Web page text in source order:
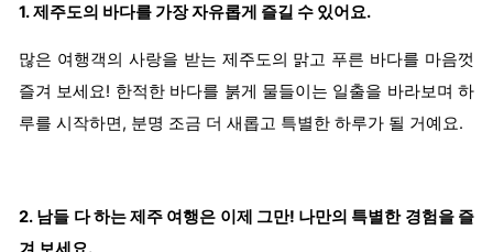
1. 제주도의 바다를 가장 자유롭게 즐길 수 있어요.
많은 여행객의 사랑을 받는 제주도의 맑고 푸른 바다를 마음껏
즐겨 보세요! 한적한 바다를 붉게 물들이는 일출을 바라보며 하
루를 시작하면, 분명 조금 더 새롭고 특별한 하루가 될 거예요.
2. 남들 다 하는 제주 여행은 이제 그만! 나만의 특별한 경험을 즐